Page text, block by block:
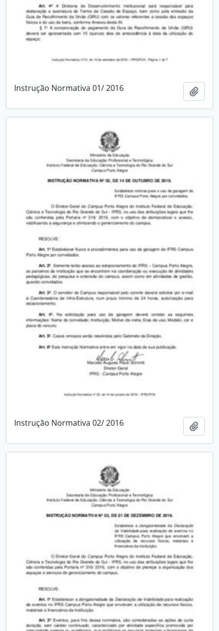
Instrução Normativa 01/ 2016
Instrução Normativa 02/ 2016